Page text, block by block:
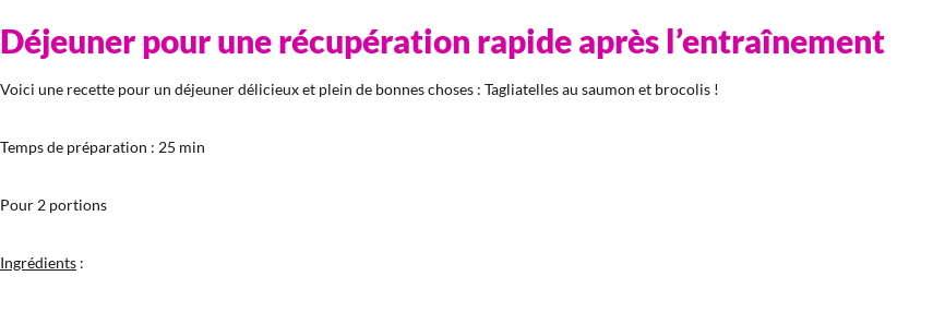
Déjeuner pour une récupération rapide après l’entraînement
Voici une recette pour un déjeuner délicieux et plein de bonnes choses : Tagliatelles au saumon et brocolis !
Temps de préparation : 25 min
Pour 2 portions
Ingrédients :